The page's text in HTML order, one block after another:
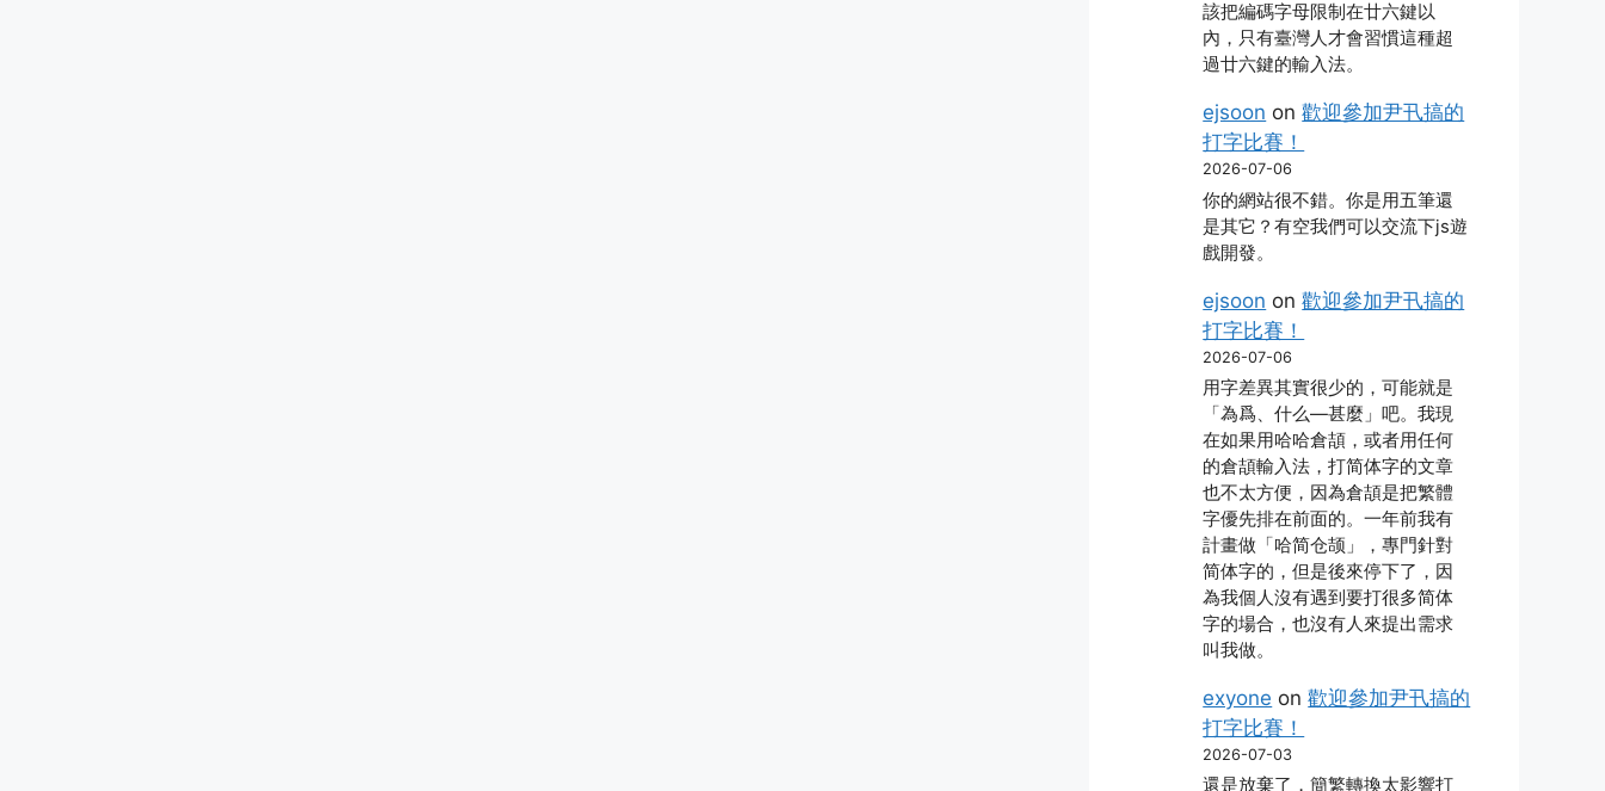
該把編碼字母限制在廿六鍵以
內，只有臺灣人才會習慣這種超
過廿六鍵的輸入法。
ejsoon on歡迎參加尹卂搞的
打字比賽！
2026-07-06
你的網站很不錯。你是用五筆還
是其它？有空我們可以交流下js遊
戲開發。
ejsoon on歡迎參加尹卂搞的
打字比賽！
2026-07-06
用字差異其實很少的，可能就是
「為爲、什么―甚麼」吧。我現
在如果用哈哈倉頡，或者用任何
的倉頡輸入法，打简体字的文章
也不太方便，因為倉頡是把繁體
字優先排在前面的。一年前我有
計畫做「哈简仓颉」，專門針對
简体字的，但是後來停下了，因
為我個人沒有遇到要打很多简体
字的場合，也沒有人來提出需求
叫我做。
exyone on歡迎參加尹卂搞的
打字比賽！
2026-07-03
還是放棄了，簡繁轉換太影響打